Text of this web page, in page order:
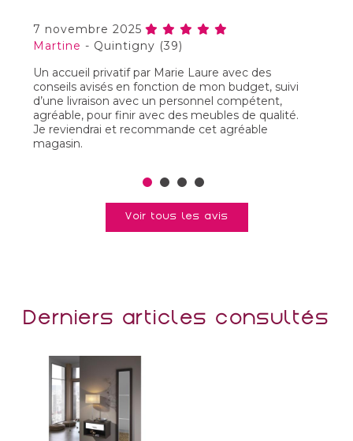
7 novembre 2025
Martine - Quintigny (39)
Un accueil privatif par Marie Laure avec des
conseils avisés en fonction de mon budget, suivi
d’une livraison avec un personnel compétent,
agréable, pour finir avec des meubles de qualité.
Je reviendrai et recommande cet agréable
magasin.
Voir tous les avis
Derniers articles consultés